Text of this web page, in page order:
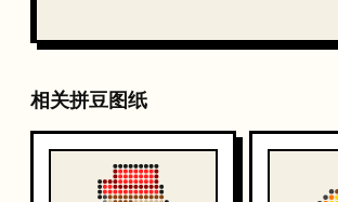
相关拼豆图纸